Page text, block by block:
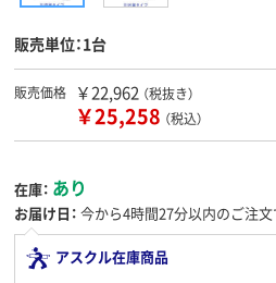
販売単位：1台
販売価格 ￥22,962 （税抜き）
￥25,258 （税込）
在庫： あり
お届け日： 今から4時間27分以内のご注文
アスクル在庫商品